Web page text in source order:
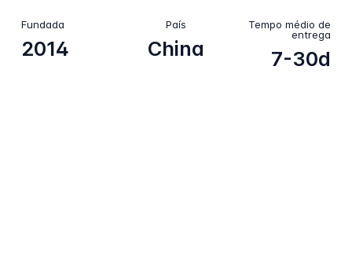
Fundada
2014
País
China
Tempo médio de
entrega
7-30d